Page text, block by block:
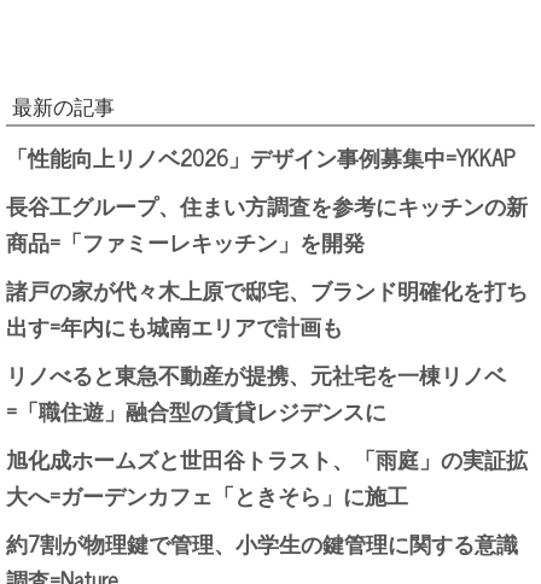
最新の記事
「性能向上リノベ2026」デザイン事例募集中=YKKAP
長谷工グループ、住まい方調査を参考にキッチンの新
商品=「ファミーレキッチン」を開発
諸戸の家が代々木上原で邸宅、ブランド明確化を打ち
出す=年内にも城南エリアで計画も
リノべると東急不動産が提携、元社宅を一棟リノベ
=「職住遊」融合型の賃貸レジデンスに
旭化成ホームズと世田谷トラスト、「雨庭」の実証拡
大へ=ガーデンカフェ「ときそら」に施工
約7割が物理鍵で管理、小学生の鍵管理に関する意識